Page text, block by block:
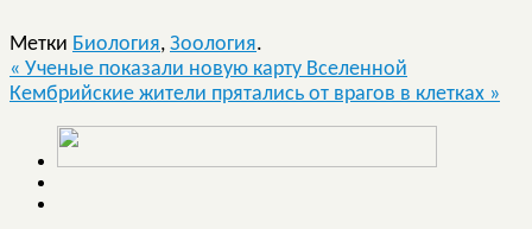
Метки Биология, Зоология.
« Ученые показали новую карту Вселенной
Кембрийские жители прятались от врагов в клетках »